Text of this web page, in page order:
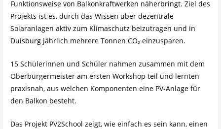
Funktionsweise von Balkonkraftwerken näherbringt. Ziel des
Projekts ist es, durch das Wissen über dezentrale
Solaranlagen aktiv zum Klimaschutz beizutragen und in
Duisburg jährlich mehrere Tonnen CO₂ einzusparen.
15 Schülerinnen und Schüler nahmen zusammen mit dem
Oberbürgermeister am ersten Workshop teil und lernten
praxisnah, aus welchen Komponenten eine PV-Anlage für
den Balkon besteht.
Das Projekt PV2School zeigt, wie einfach es sein kann, einen